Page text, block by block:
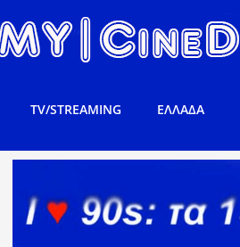
TV/STREAMING ΕΛΛΑΔΑ